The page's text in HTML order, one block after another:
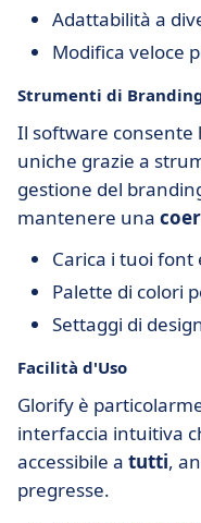
Adattabilità a
Modifica veloce
Strumenti di
Il software consente
uniche grazie a
gestione del
mantenere una
Carica i tuoi font
Palette di colori
Settaggi di
Facilità d'Uso
Glorify è
interfaccia intuitiva
accessibile a tutti,
pregresse.